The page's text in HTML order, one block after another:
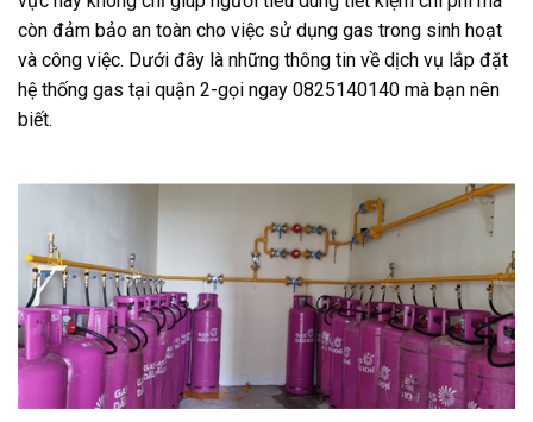
còn đảm bảo an toàn cho việc sử dụng gas trong sinh hoạt
và công việc. Dưới đây là những thông tin về dịch vụ lắp đặt
hệ thống gas tại quận 2-gọi ngay 0825140140 mà bạn nên
biết.